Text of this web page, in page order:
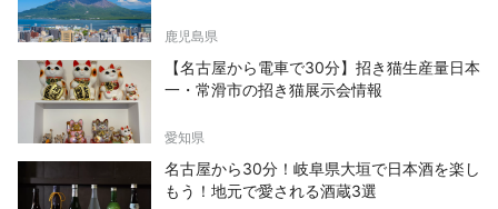
鹿児島県
【名古屋から電車で30分】招き猫生産量日本
一・常滑市の招き猫展示会情報
愛知県
名古屋から30分！岐阜県大垣で日本酒を楽し
もう！地元で愛される酒蔵3選